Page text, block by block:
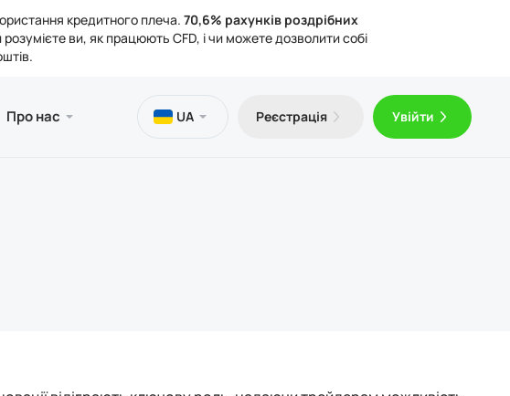
кредитного плеча. 70,6% рахунків роздрібних
ви, як працюють CFD, і чи можете дозволити собі
Безкоштовний VPS
MetaTrader 5 для Android
Статті про торгівлю
Про нас Юридична інформація
Юридичні документи
UA Реєстрація Увійти